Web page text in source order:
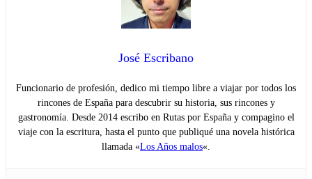
José Escribano
Funcionario de profesión, dedico mi tiempo libre a viajar por todos los
rincones de España para descubrir su historia, sus rincones y
gastronomía. Desde 2014 escribo en Rutas por España y compagino el
viaje con la escritura, hasta el punto que publiqué una novela histórica
llamada «Los Años malos«.